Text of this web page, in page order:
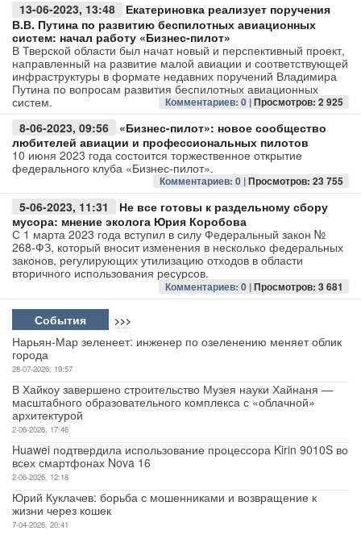
13-06-2023, 13:48
Екатериновка реализует поручения
В.В. Путина по развитию беспилотных авиационных
систем: начал работу «Бизнес-пилот»
В Тверской области был начат новый и перспективный проект,
направленный на развитие малой авиации и соответствующей
инфраструктуры в формате недавних поручений Владимира
Путина по вопросам развития беспилотных авиационных
систем.
Комментариев: 0 |Просмотров: 2 925
8-06-2023, 09:56
«Бизнес-пилот»: новое сообщество
любителей авиации и профессиональных пилотов
10 июня 2023 года состоится торжественное открытие
федерального клуба «Бизнес-пилот».
Комментариев: 0 |Просмотров: 23 755
5-06-2023, 11:31
Не все готовы к раздельному сбору
мусора: мнение эколога Юрия Коробова
С 1 марта 2023 года вступил в силу Федеральный закон №
268-ФЗ, который вносит изменения в несколько федеральных
законов, регулирующих утилизацию отходов в области
вторичного использования ресурсов.
Комментариев: 0 |Просмотров: 3 681
События >>>
Нарьян-Мар зеленеет: инженер по озеленению меняет облик
города
28-07-2026, 19:57
В Хайкоу завершено строительство Музея науки Хайнаня —
масштабного образовательного комплекса с «облачной»
архитектурой
2-06-2026, 17:46
Huawei подтвердила использование процессора Kirin 9010S во
всех смартфонах Nova 16
2-06-2026, 12:18
Юрий Куклачев: борьба с мошенниками и возвращение к
жизни через кошек
7-04-2026, 20:41